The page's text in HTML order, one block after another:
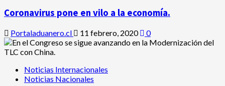
Coronavirus pone en vilo a la economía.
Portaladuanero.cl 11 febrero, 2020 0
Noticias Internacionales
Noticias Nacionales